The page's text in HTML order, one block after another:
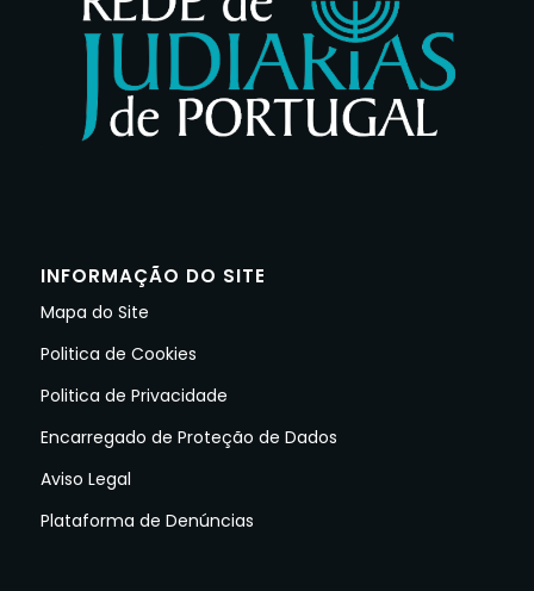
INFORMAÇÃO DO SITE
Mapa do Site
Politica de Cookies
Politica de Privacidade
Encarregado de Proteção de Dados
Aviso Legal
Plataforma de Denúncias